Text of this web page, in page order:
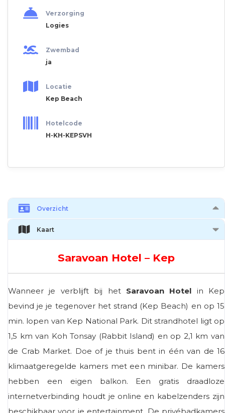
Verzorging
Logies
Zwembad
ja
Locatie
Kep Beach
Hotelcode
H-KH-KEPSVH
Overzicht
Kaart
Saravoan Hotel – Kep
Wanneer je verblijft bij het Saravoan Hotel in Kep
bevind je je tegenover het strand (Kep Beach) en op 15
min. lopen van Kep National Park. Dit strandhotel ligt op
1,5 km van Koh Tonsay (Rabbit Island) en op 2,1 km van
de Crab Market. Doe of je thuis bent in één van de 16
klimaatgeregelde kamers met een minibar. De kamers
hebben een eigen balkon. Een gratis draadloze
internetverbinding houdt je online en kabelzenders zijn